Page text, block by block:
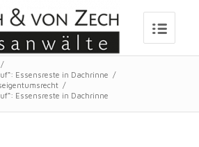
/
Essensreste in Dachrinne
/
/
Essensreste in Dachrinne